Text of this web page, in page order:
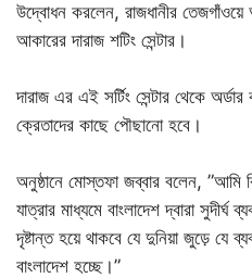
উদ্বোধন করলেন, রাজধানীর তেজগাঁওয়ে
আকারের দারাজ শটিং সেন্টার।
দারাজ এর এই সর্টিং সেন্টার থেকে
ক্রেতাদের কাছে পৌছানো হবে।
অনুষ্ঠানে মোস্তফা জব্বার বলেন,
যাত্রার মাধ্যমে বাংলাদেশ দ্বারা
দৃষ্টান্ত হয়ে থাকবে যে দুনিয়া জুড়ে যে
বাংলাদেশ হচ্ছে।”